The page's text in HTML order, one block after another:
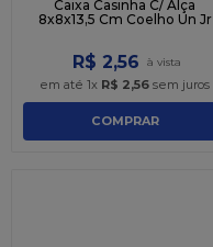
Caixa Casinha C/ Alça
8x8x13,5 Cm Coelho Un Jr
R$ 2,56
em até 1x R$ 2,56 sem juros
COMPRAR